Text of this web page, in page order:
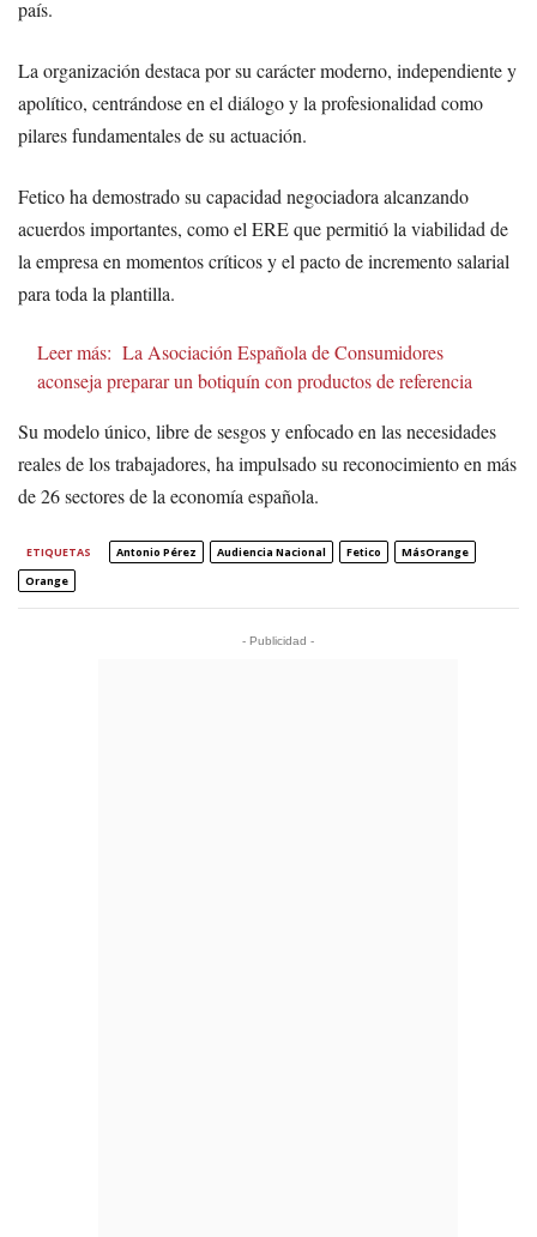
país.
La organización destaca por su carácter moderno, independiente y
apolítico, centrándose en el diálogo y la profesionalidad como
pilares fundamentales de su actuación.
Fetico ha demostrado su capacidad negociadora alcanzando
acuerdos importantes, como el ERE que permitió la viabilidad de
la empresa en momentos críticos y el pacto de incremento salarial
para toda la plantilla.
Leer más: La Asociación Española de Consumidores
aconseja preparar un botiquín con productos de referencia
Su modelo único, libre de sesgos y enfocado en las necesidades
reales de los trabajadores, ha impulsado su reconocimiento en más
de 26 sectores de la economía española.
ETIQUETAS Antonio Pérez Audiencia Nacional Fetico
MásOrange
Orange
- Publicidad -